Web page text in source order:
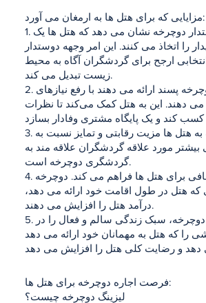
مزایایی که برای هتل ها به ارمغان می آورد:
1. تصویر دوستدار محیط زیست: گواهینامه هتل دوستدار دوچرخه نشان می دهد که هتل ها یک
را اتخاذ می کنند. این امر وجهه دوستدار
ارجح برای گردشگران آگاه به محیط
زیست تبدیل می کند.
2. افزایش رضایت مشتری: هتل هایی که خدمات دوچرخه پسند ارائه می دهند با رفع نیازهای
دهند. این به هتل کمک می‌کند تا نظرات
3. مزیت رقابتی: گواهینامه هتل دوستدار دوچرخه به هتل ها مزیت رقابتی و تمایز نسبت به
مورد علاقه گردشگران علاقه مند به
گردشگری دوچرخه است.
4. سود اقتصادی: گردشگری با دوچرخه درآمد اضافی برای هتل ها فراهم می کند. دوچرخه
هتل در طول اقامت خود ارائه می دهد،
درآمد هتل را افزایش می دهند.
5. ترویج زندگی سالم و فعال: هتل های دوستدار دوچرخه، سبک زندگی سالم و فعال را در
را که هتل به مهمانان خود ارائه می دهد
فرصت اجاره دوچرخه برای هتل ها:
لیزینگ دوچرخه چیست؟